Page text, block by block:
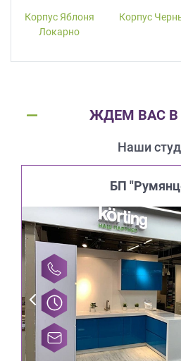
Корпус Яблоня
Локарно
Корпус
ЖДЕМ ВАС В
Наши
БП